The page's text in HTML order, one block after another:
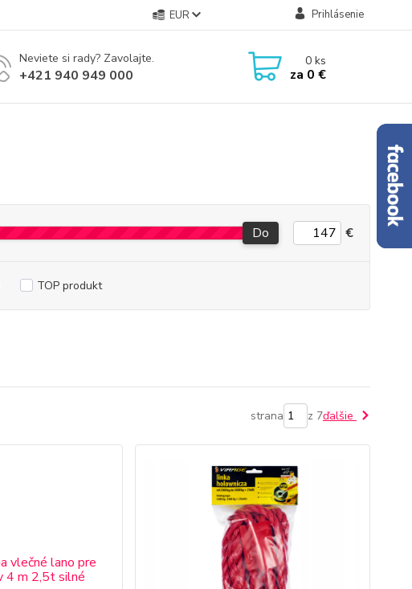
EUR Prihlásenie
Neviete si rady? Zavolajte.
+421 940 949 000
0ks
za 0 €
Do €
TOP produkt
strana z 7ďalšie